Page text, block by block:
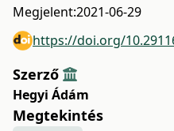
Megjelent:2021-06-29
https://doi.org/
Szerző
Hegyi Ádám
Megtekintés